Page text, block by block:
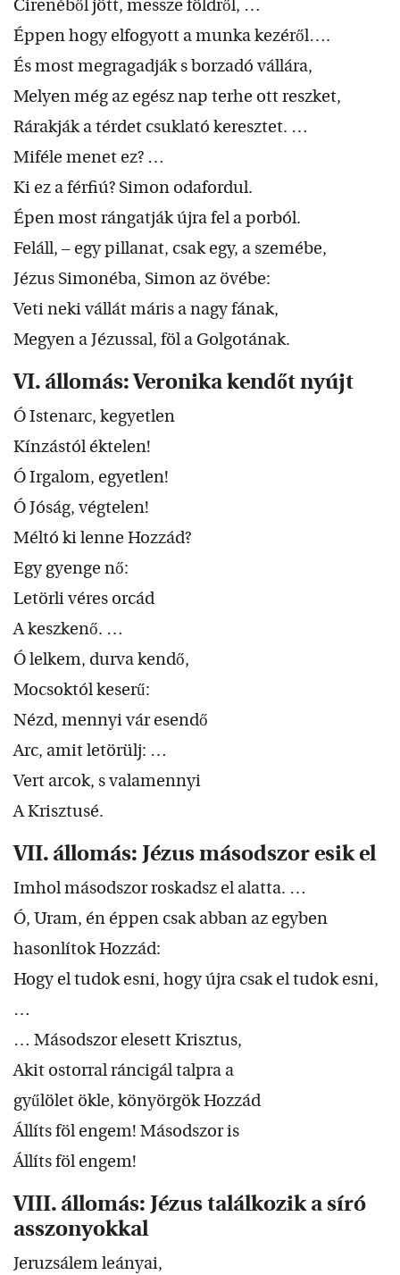
Cirenéből jött, messze földről, …
Éppen hogy elfogyott a munka kezéről….
És most megragadják s borzadó vállára,
Melyen még az egész nap terhe ott reszket,
Rárakják a térdet csuklató keresztet. …
Miféle menet ez? …
Ki ez a férfiú? Simon odafordul.
Épen most rángatják újra fel a porból.
Feláll, – egy pillanat, csak egy, a szemébe,
Jézus Simonéba, Simon az övébe:
Veti neki vállát máris a nagy fának,
Megyen a Jézussal, föl a Golgotának.
VI. állomás: Veronika kendőt nyújt
Ó Istenarc, kegyetlen
Kínzástól éktelen!
Ó Irgalom, egyetlen!
Ó Jóság, végtelen!
Méltó ki lenne Hozzád?
Egy gyenge nő:
Letörli véres orcád
A keszkenő. …
Ó lelkem, durva kendő,
Mocsoktól keserű:
Nézd, mennyi vár esendő
Arc, amit letörülj: …
Vert arcok, s valamennyi
A Krisztusé.
VII. állomás: Jézus másodszor esik el
Imhol másodszor roskadsz el alatta. …
Ó, Uram, én éppen csak abban az egyben
hasonlítok Hozzád:
Hogy el tudok esni, hogy újra csak el tudok esni,
…
… Másodszor elesett Krisztus,
Akit ostorral ráncigál talpra a
gyűlölet ökle, könyörgök Hozzád
Állíts föl engem! Másodszor is
Állíts föl engem!
VIII. állomás: Jézus találkozik a síró
asszonyokkal
Jeruzsálem leányai,